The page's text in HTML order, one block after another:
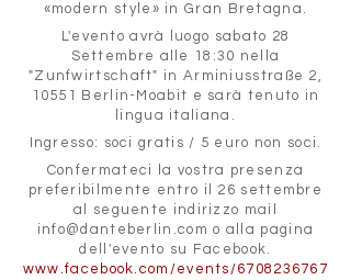
«modern style» in Gran Bretagna.
L'evento avrà luogo sabato 28
Settembre alle 18:30 nella
"Zunfwirtschaft" in Arminiusstraße 2,
10551 Berlin-Moabit e sarà tenuto in
lingua italiana.
Ingresso: soci gratis / 5 euro non soci.
Confermateci la vostra presenza
preferibilmente entro il 26 settembre
al seguente indirizzo mail
info@danteberlin.com o alla pagina
dell'evento su Facebook.
www.facebook.com/events/6708236767